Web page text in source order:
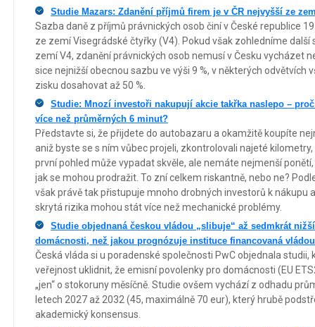
Studie Mazars: Zdanění příjmů firem je v ČR nejvyšší ze
Sazba daně z příjmů právnických osob činí v České republice
ze zemí Visegrádské čtyřky (V4). Pokud však zohledníme
zemí V4, zdanění právnických osob nemusí v Česku vycházet
sice nejnižší obecnou sazbu ve výši 9 %, v některých odvětvích
zisku dosahovat až 50 %.
Studie: Mnozí investoři nakupují akcie takřka naslepo –
více než průměrných 6 minut?
Představte si, že přijdete do autobazaru a okamžitě koupíte
aniž byste se s ním vůbec projeli, zkontrolovali najeté
první pohled může vypadat skvěle, ale nemáte nejmenší
jak se mohou prodražit. To zní celkem riskantně, nebo ne?
však právě tak přistupuje mnoho drobných investorů k nákupu
skrytá rizika mohou stát více než mechanické problémy.
Studie objednaná českou vládou „slibuje“ až sedmkrát
domácnosti, než jakou prognózuje instituce financovaná
Česká vláda si u poradenské společnosti PwC objednala
veřejnost uklidnit, že emisní povolenky pro domácnosti (EU
„jen“ o stokoruny měsíčně. Studie ovšem vychází z odhadu
letech 2027 až 2032 (45, maximálně 70 eur), který hrubě
akademický konsensus.